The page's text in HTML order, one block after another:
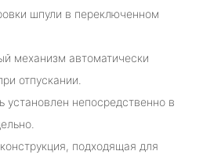
шпули в переключенном
механизм автоматически
отпускании.
непосредственно в
подходящая для